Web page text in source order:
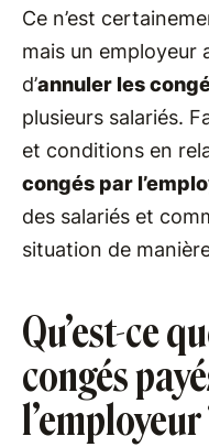
Ce n’est
mais un employeur
d’annuler les
plusieurs salariés.
et conditions en
congés par
des salariés et
situation de
Qu’est-ce
congés
l’employeur